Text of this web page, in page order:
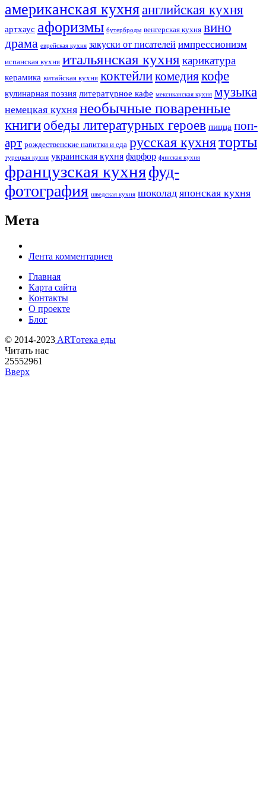
американская кухняанглийская кухня
артхаус афоризмы бутерброды венгерская кухня вино
драма еврейская кухня закуски от писателей импрессионизм
испанская кухня итальянская кухня карикатура
керамика китайская кухня коктейликомедиякофе
кулинарная поэзия литературное кафе мексиканская кухня музыка
немецкая кухня необычные поваренные
книгиобеды литературных героев пицца поп-
арт рождественские напитки и еда русская кухняторты
турецкая кухня украинская кухня фарфор финская кухня
французская кухняфуд-
фотография шведская кухня шоколад японская кухня
Мета
Лента комментариев
Главная
Карта сайта
Контакты
О проекте
Блог
© 2014-2023 ARTотека еды
Читать нас
25552961
Вверх